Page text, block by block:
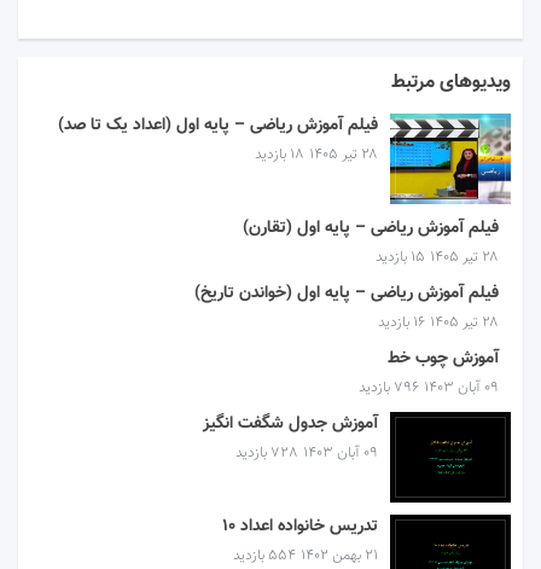
ویدیوهای مرتبط
فیلم آموزش ریاضی – پایه اول (اعداد یک تا صد)
۲۸ تیر ۱۴۰۵ 18 بازدید
فیلم آموزش ریاضی – پایه اول (تقارن)
۲۸ تیر ۱۴۰۵ 15 بازدید
فیلم آموزش ریاضی – پایه اول (خواندن تاریخ)
۲۸ تیر ۱۴۰۵ 16 بازدید
آموزش چوب خط
۰۹ آبان ۱۴۰۳ 796 بازدید
آموزش جدول شگفت انگیز
۰۹ آبان ۱۴۰۳ 728 بازدید
تدریس خانواده اعداد 10
۲۱ بهمن ۱۴۰۲ 554 بازدید